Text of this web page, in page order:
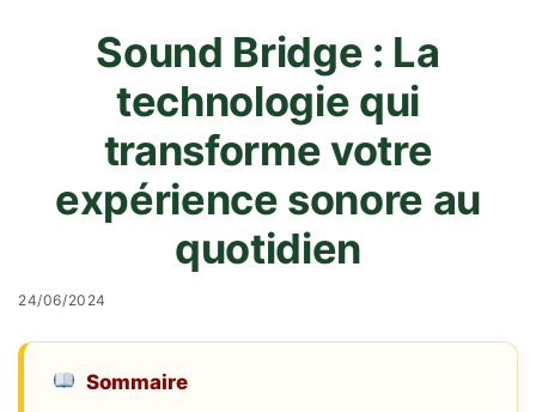
Sound Bridge : La
technologie qui
transforme votre
expérience sonore au
quotidien
24/06/2024
Sommaire